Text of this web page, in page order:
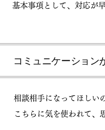
基本事項として、対応が早
コミュニケーション
相談相手になってほしいの
こちらに気を使われて、思